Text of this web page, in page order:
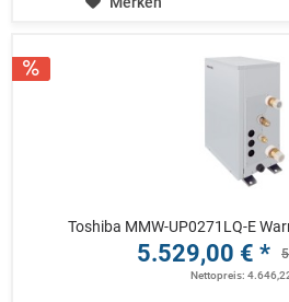
Toshiba MMW-UP0271LQ-E
5.529,00 € *
Nettopreis: